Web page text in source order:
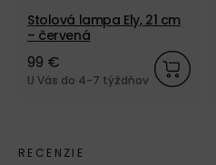
Stolová lampa Ely, 21 cm
– červená
99 €
U Vás do 4-7 týždňov